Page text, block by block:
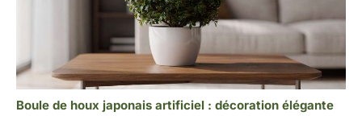
Boule de houx japonais artificiel : décoration élégante